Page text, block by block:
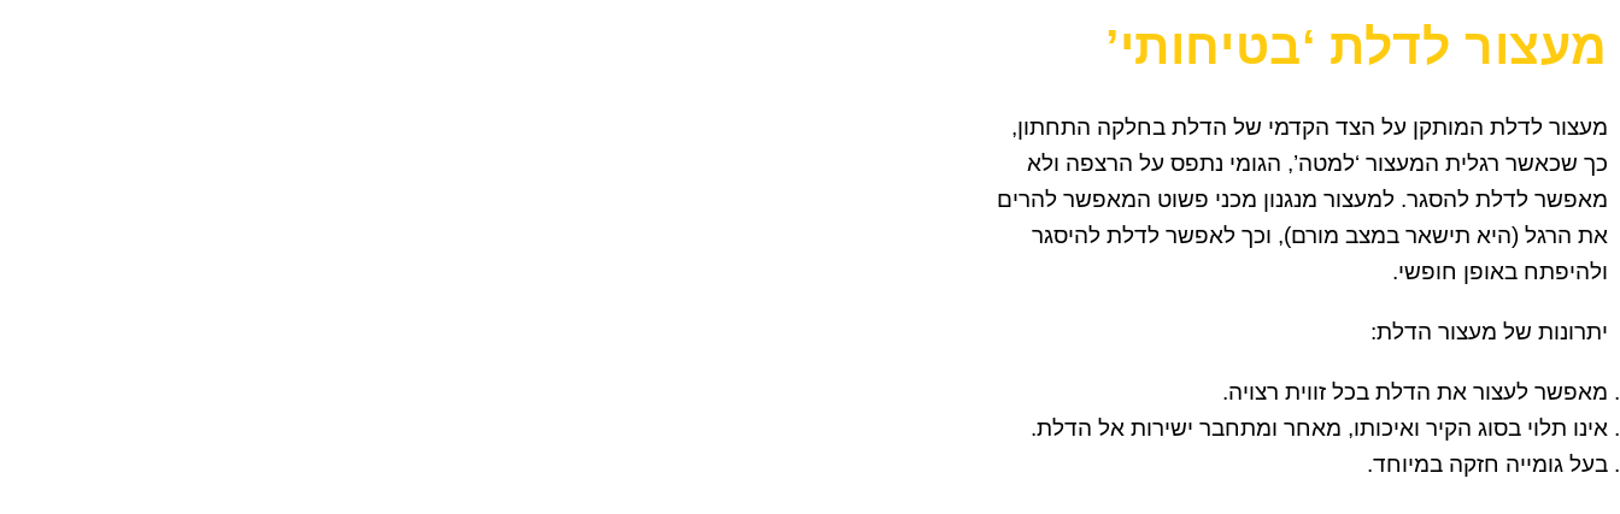
מעצור לדלת ‘בטיחותי’
מעצור לדלת המותקן על הצד הקדמי של הדלת בחלקה התחתון,
כך שכאשר רגלית המעצור ‘למטה’, הגומי נתפס על הרצפה ולא
מאפשר לדלת להסגר. למעצור מנגנון מכני פשוט המאפשר להרים
את הרגל (היא תישאר במצב מורם), וכך לאפשר לדלת להיסגר
ולהיפתח באופן חופשי.
יתרונות של מעצור הדלת:
מאפשר לעצור את הדלת בכל זווית רצויה.
אינו תלוי בסוג הקיר ואיכותו, מאחר ומתחבר ישירות אל הדלת.
בעל גומייה חזקה במיוחד.